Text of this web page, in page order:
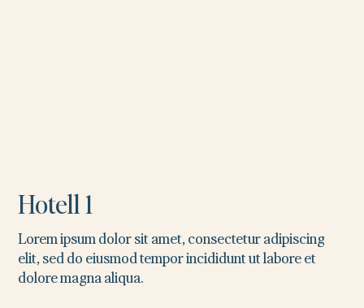
Hotell 1
Lorem ipsum dolor sit amet, consectetur adipiscing
elit, sed do eiusmod tempor incididunt ut labore et
dolore magna aliqua.